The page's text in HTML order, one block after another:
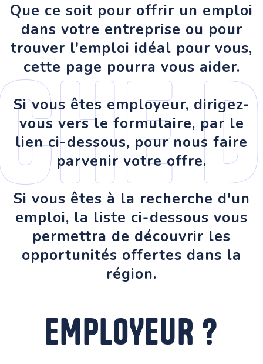
Que ce soit pour offrir un emploi
dans votre entreprise ou pour
trouver l'emploi idéal pour vous,
cette page pourra vous aider.
Si vous êtes employeur, dirigez-
vous vers le formulaire, par le
lien ci-dessous, pour nous faire
parvenir votre offre.
Si vous êtes à la recherche d'un
emploi, la liste ci-dessous vous
permettra de découvrir les
opportunités offertes dans la
région.
EMPLOYEUR ?